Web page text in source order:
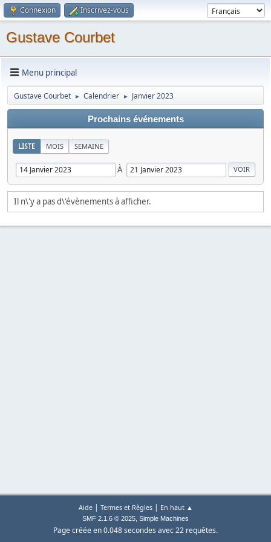
Connexion Inscrivez-vous
Gustave Courbet
Menu principal
Gustave Courbet ► Calendrier ► Janvier 2023
Prochains événements
LISTE MOIS SEMAINE
À
Il n\'y a pas d\'évènements à afficher.
Aide| Termes et Règles| En haut ▲
SMF 2.1.6 © 2025, Simple Machines
Page créée en 0.048 secondes avec 22 requêtes.